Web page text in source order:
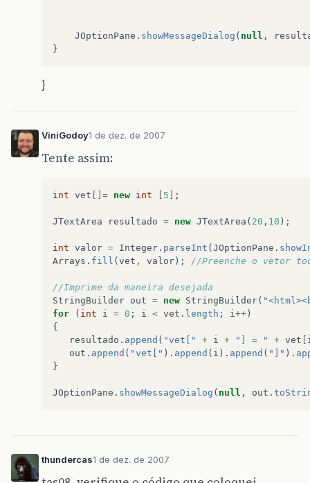
JOptionPane . showMessageDialog ( null ,
}
}
ViniGodoy1 de dez. de 2007
Tente assim:
int vet []= new int 5 ;
JTextArea resultado = new JTextArea ( 20 , 10 );
int valor = Integer . parseInt ( JOptionPane .
Arrays . fill ( vet , valor ); //Preenche o vetor
//Imprime da maneira desejada
StringBuilder out = new StringBuilder(
for
( int i = 0 ; i < vet . length ; i++ )
{
resultado . append ( "vet[" + i + "] = " + vet
out . append ( "vet[" ). append ( i ). append ( "]" ).
}
JOptionPane . showMessageDialog ( null , out .
thundercas1 de dez. de 2007